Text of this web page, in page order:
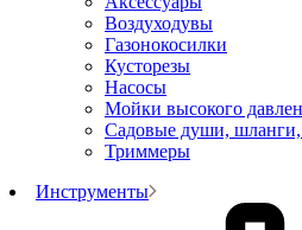
Воздуходувы
Газонокосилки
Кусторезы
Насосы
Мойки высокого
Садовые души, шланги,
Триммеры
Инструменты